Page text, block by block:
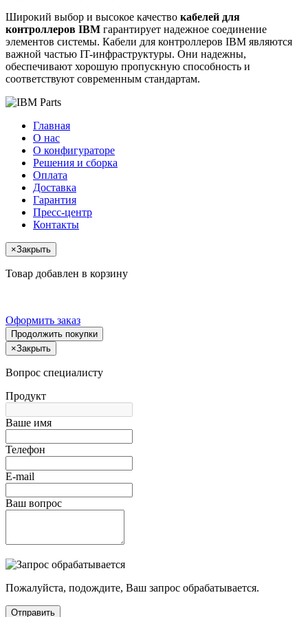
Широкий выбор и высокое качество кабелей для
контроллеров IBM гарантирует надежное соединение
элементов системы. Кабели для контроллеров IBM являются
важной частью IT-инфраструктуры. Они надежны,
обеспечивают хорошую пропускную способность и
соответствуют современным стандартам.
Главная
О нас
О конфигураторе
Решения и сборка
Оплата
Доставка
Гарантия
Пресс-центр
Контакты
×Закрыть
Товар добавлен в корзину
Оформить заказ
Продолжить покупки
×Закрыть
Вопрос специалисту
Продукт
Ваше имя
Телефон
E-mail
Ваш вопрос
Пожалуйста, подождите, Ваш запрос обрабатывается.
Отправить